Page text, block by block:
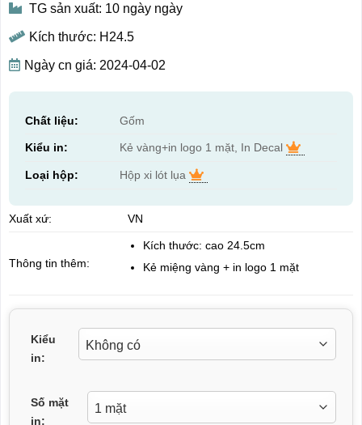
TG sản xuất: 10 ngày ngày
Kích thước: H24.5
Ngày cn giá: 2024-04-02
Chất liệu: Gốm
Kiểu in: Kẻ vàng+in logo 1 mặt, In Decal
Loại hộp: Hộp xi lót lụa
Xuất xứ: VN
Thông tin thêm:
Kích thước: cao 24.5cm
Kẻ miệng vàng + in logo 1 mặt
Kiểu
in:
Số mặt
in: